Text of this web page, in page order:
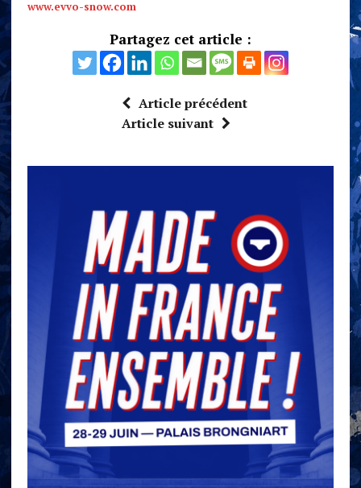
www.evvo-snow.com
Partagez cet article :
Article précédent
Article suivant